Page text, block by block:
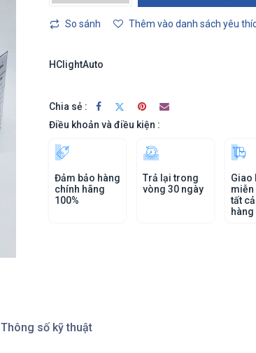
So sánh Thêm vào danh sách yêu
HClightAuto
Chia sẻ :
Điều khoản và điều kiện :
Đảm bảo hàng
chính hãng
100%
Trả lại trong
vòng 30 ngày
Giao
miễn
tất
hàng
Thông số kỹ thuật